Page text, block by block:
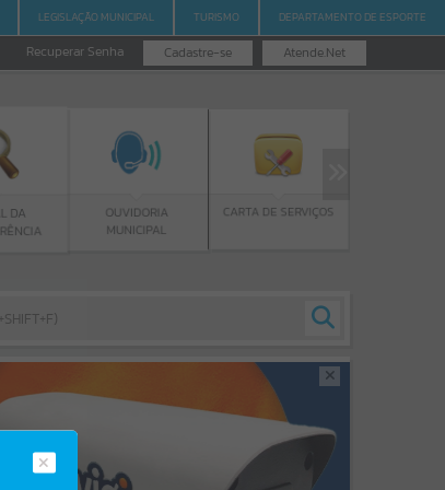
LEGISLAÇÃO MUNICIPAL TURISMO DEPARTAMENTO DE ESPORTE
Atende.Net
Cadastre-se
Recuperar Senha
OUVIDORIA
MUNICIPAL
CARTA DE SERVIÇOS
PROGRAMA BOLSA